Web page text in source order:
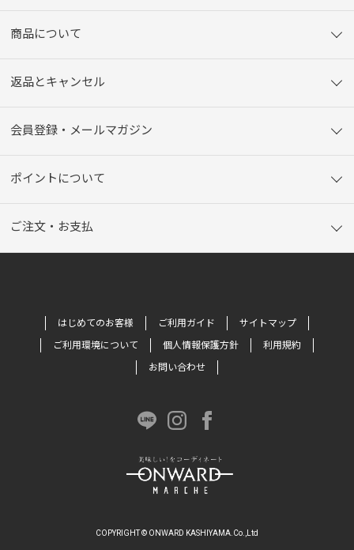
商品について
返品とキャンセル
会員登録・メールマガジン
ポイントについて
ご注文・お支払
はじめてのお客様 ご利用ガイド
サイトマップ
ご利用環境について
個人情報保護方針
利用規約
お問い合わせ
COPYRIGHT © ONWARD KASHIYAMA.Co.,Ltd